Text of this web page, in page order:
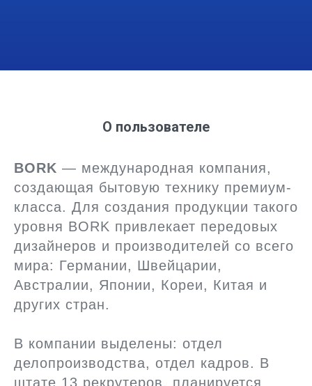
О пользователе
BORK — международная компания,
создающая бытовую технику премиум-
класса. Для создания продукции такого
уровня BORK привлекает передовых
дизайнеров и производителей со всего
мира: Германии, Швейцарии,
Австралии, Японии, Кореи, Китая и
других стран.
В компании выделены: отдел
делопроизводства, отдел кадров. В
штате 13 рекрутеров, планируется